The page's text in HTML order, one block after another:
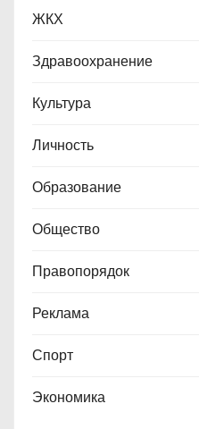
ЖКХ
Здравоохранение
Культура
Личность
Образование
Общество
Правопорядок
Реклама
Спорт
Экономика